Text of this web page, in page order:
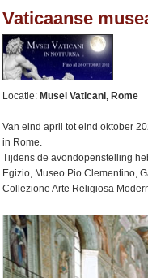
Vaticaanse
Locatie: Musei Vaticani, Rome
Van eind april tot eind oktober
in Rome.
Tijdens de avondopenstelling
Egizio, Museo Pio Clementino,
Collezione Arte Religiosa